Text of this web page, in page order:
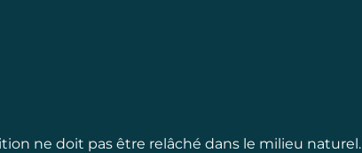
ne doit pas être relâché dans le milieu naturel.